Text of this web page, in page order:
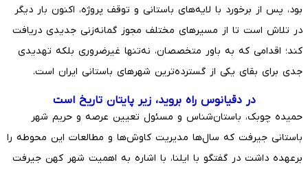
بود، پس از برخورد با لایه‌های باستانی و توقف پروژه، اکنون بار دیگر
در تلاش است تا از مسیرهای مختلف مجوز گمانه‌زنی جدیدی دریافت
کند؛ اقدامی که به باور متخصصان، نه‌تنها غیرضروری بلکه تهدیدی
جدی برای بقای یکی از گسترده‌ترین شهرهای باستانی ایران است.
در دقیانوس راه بروید، زیر پایتان تاریخ است
حمیده چوبک، باستان‌شناس و مسئول تعیین عرصه و حریم شهر
باستانی جیرفت که سال‌ها مدیریت کاوش‌ها و مطالعات این محوطه را
برعهده داشت در گفتگو با ایلنا، با اشاره به اهمیت شهر کهن جیرفت